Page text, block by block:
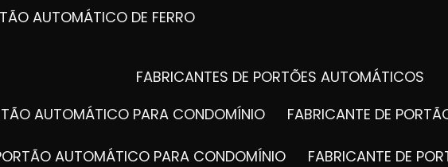
AUTOMÁTICO DE FERRO
FABRICANTES DE PORTÕES AUTOMÁTICOS
AUTOMÁTICO PARA CONDOMÍNIO
FABRICANTE DE
AUTOMÁTICO PARA CONDOMÍNIO FABRICANTE DE